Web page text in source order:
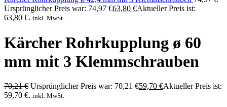
Ursprünglicher Preis war: 74,97 €63,80 €Aktueller Preis ist:
63,80 €. inkl. MwSt.
Kärcher Rohrkupplung ø 60
mm mit 3 Klemmschrauben
70,21€ Ursprünglicher Preis war: 70,21 €59,70 €Aktueller Preis ist:
59,70 €. inkl. MwSt.